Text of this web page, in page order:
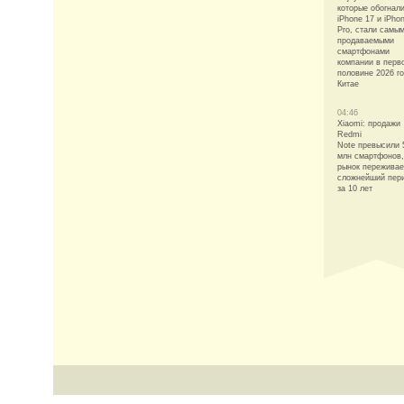
которые обогнали
iPhone 17 и
Pro, стали
продаваемыми
смартфонами
компании в
половине 2026
Китае
04:46
Xiaomi: продажи
Redmi
Note превысили
млн смартфонов,
рынок
сложнейший
за 10 лет